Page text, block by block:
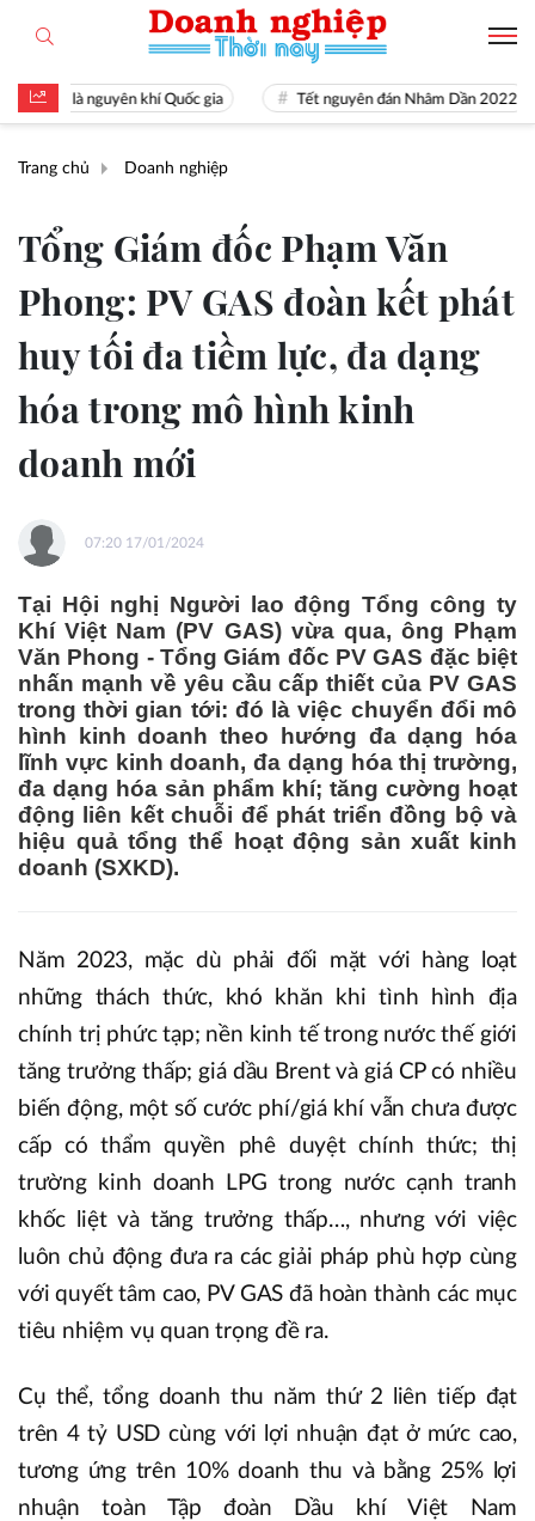
tài là nguyên khí Quốc gia Tết nguyên đán Nhâm Dần 2022
Trang chủ Doanh nghiệp
Tổng Giám đốc Phạm Văn
Phong: PV GAS đoàn kết phát
huy tối đa tiềm lực, đa dạng
hóa trong mô hình kinh
doanh mới
07:20 17/01/2024
Tại Hội nghị Người lao động Tổng công ty
Khí Việt Nam (PV GAS) vừa qua, ông Phạm
Văn Phong - Tổng Giám đốc PV GAS đặc biệt
nhấn mạnh về yêu cầu cấp thiết của PV GAS
trong thời gian tới: đó là việc chuyển đổi mô
hình kinh doanh theo hướng đa dạng hóa
lĩnh vực kinh doanh, đa dạng hóa thị trường,
đa dạng hóa sản phẩm khí; tăng cường hoạt
động liên kết chuỗi để phát triển đồng bộ và
hiệu quả tổng thể hoạt động sản xuất kinh
doanh (SXKD).
Năm 2023, mặc dù phải đối mặt với hàng loạt
những thách thức, khó khăn khi tình hình địa
chính trị phức tạp; nền kinh tế trong nước thế giới
tăng trưởng thấp; giá dầu Brent và giá CP có nhiều
biến động, một số cước phí/giá khí vẫn chưa được
cấp có thẩm quyền phê duyệt chính thức; thị
trường kinh doanh LPG trong nước cạnh tranh
khốc liệt và tăng trưởng thấp…, nhưng với việc
luôn chủ động đưa ra các giải pháp phù hợp cùng
với quyết tâm cao, PV GAS đã hoàn thành các mục
tiêu nhiệm vụ quan trọng đề ra.
Cụ thể, tổng doanh thu năm thứ 2 liên tiếp đạt
trên 4 tỷ USD cùng với lợi nhuận đạt ở mức cao,
tương ứng trên 10% doanh thu và bằng 25% lợi
nhuận toàn Tập đoàn Dầu khí Việt Nam